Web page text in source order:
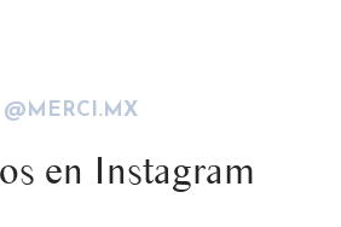
@MERCI.MX
en Instagram